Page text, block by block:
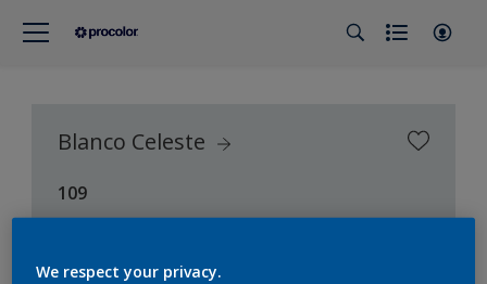
Blanco Celeste
109
Procolor Selección (Procolor Interior)
We respect your privacy.